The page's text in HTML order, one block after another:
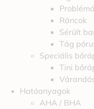
Ráncok
Sérült
Tág
Speciális
Tini
Hatóanyagok
AHA / BHA